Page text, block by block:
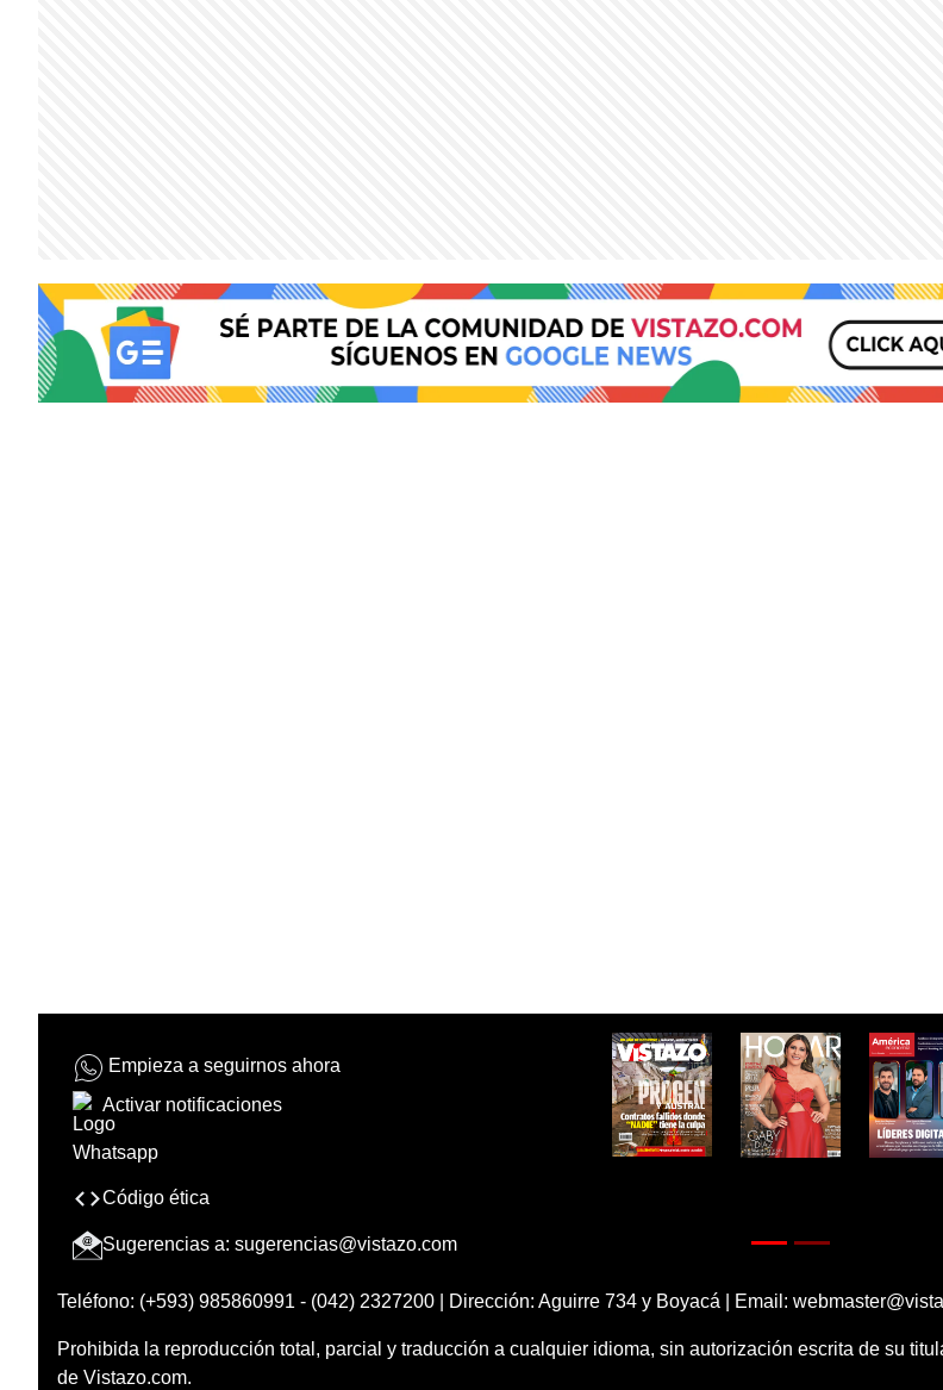
Empieza a seguirnos ahora
Activar notificaciones
Código ética
Sugerencias a: sugerencias@vistazo.com
Teléfono: (+593) 985860991 - (042) 2327200 | Dirección: Aguirre 734 y Boyacá | Email:
Prohibida la reproducción total, parcial y traducción a cualquier idioma, sin autorización escrita de su
de Vistazo.com.